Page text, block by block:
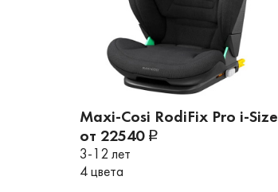
Maxi-Cosi RodiFix Pro i-Size
от 22540
3-12 лет
4 цвета